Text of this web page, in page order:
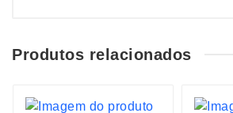
Produtos relacionados